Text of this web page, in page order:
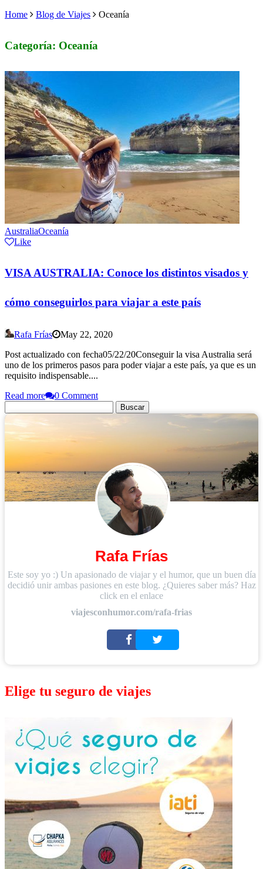
Home
Blog de Viajes Oceanía
Categoría: Oceanía
AustraliaOceanía
Like
VISA AUSTRALIA: Conoce los distintos visados y
cómo conseguirlos para viajar a este país
Rafa Frías
May 22, 2020
Post actualizado con fecha05/22/20Conseguir la visa Australia será
uno de los primeros pasos para poder viajar a este país, ya que es un
requisito indispensable....
Read more
0 Comment
Rafa Frías
Este soy yo :) Un apasionado de viajar y el humor, que un buen día
decidió unir ambas pasiones en este blog. ¿Quieres saber más? Haz
click en el enlace
viajesconhumor.com/rafa-frias
Elige tu seguro de viajes